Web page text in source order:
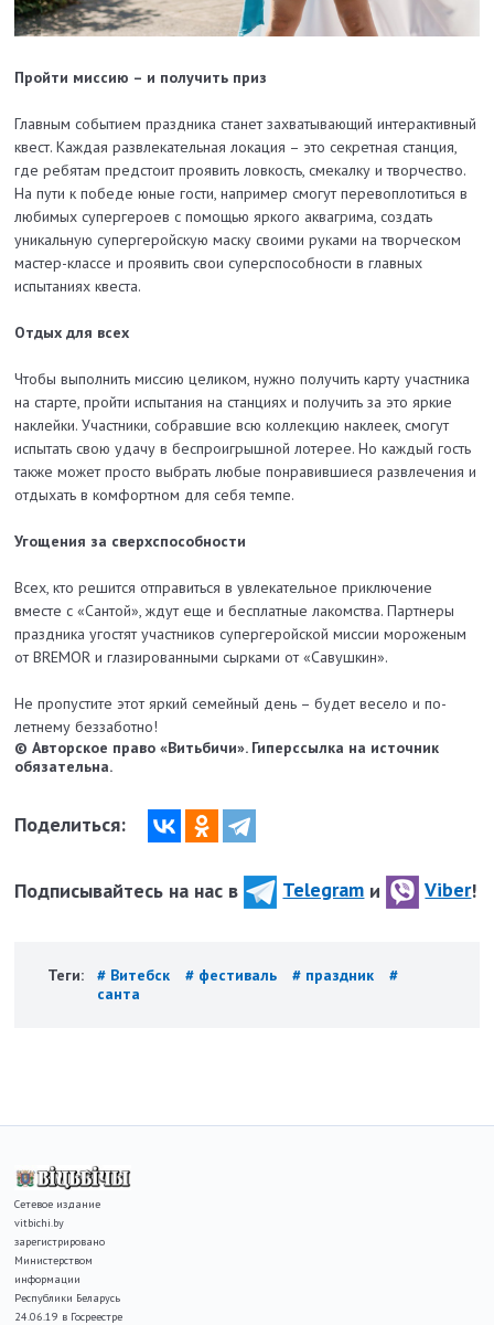
Пройти миссию – и получить приз
Главным событием праздника станет захватывающий интерактивный
квест. Каждая развлекательная локация – это секретная станция,
где ребятам предстоит проявить ловкость, смекалку и творчество.
На пути к победе юные гости, например смогут перевоплотиться в
любимых супергероев с помощью яркого аквагрима, создать
уникальную супергеройскую маску своими руками на творческом
мастер-классе и проявить свои суперспособности в главных
испытаниях квеста.
Отдых для всех
Чтобы выполнить миссию целиком, нужно получить карту участника
на старте, пройти испытания на станциях и получить за это яркие
наклейки. Участники, собравшие всю коллекцию наклеек, смогут
испытать свою удачу в беспроигрышной лотерее. Но каждый гость
также может просто выбрать любые понравившиеся развлечения и
отдыхать в комфортном для себя темпе.
Угощения за сверхспособности
Всех, кто решится отправиться в увлекательное приключение
вместе с «Сантой», ждут еще и бесплатные лакомства. Партнеры
праздника угостят участников супергеройской миссии мороженым
от BREMOR и глазированными сырками от «Савушкин».
Не пропустите этот яркий семейный день – будет весело и по-
летнему беззаботно!
© Авторское право «Витьбичи». Гиперссылка на источник
обязательна.
Поделиться:
Подписывайтесь на нас в Telegram и Viber!
Теги: # Витебск # фестиваль # праздник
#
санта
Сетевое издание
vitbichi.by
зарегистрировано
Министерством
информации
Республики Беларусь
24.06.19 в Госреестре